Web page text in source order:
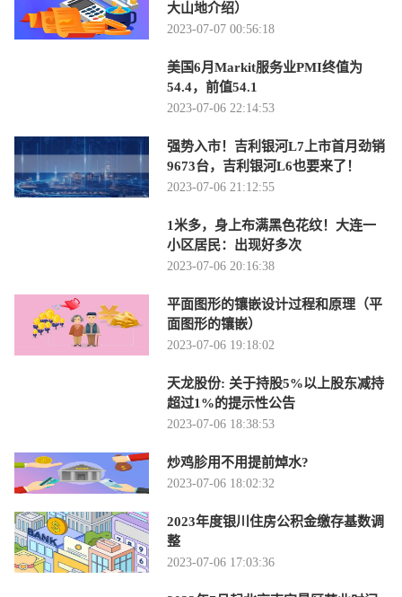
大山地介绍）
2023-07-07 00:56:18
美国6月Markit服务业PMI终值为
54.4，前值54.1
2023-07-06 22:14:53
强势入市！吉利银河L7上市首月劲销
9673台，吉利银河L6也要来了！
2023-07-06 21:12:55
1米多，身上布满黑色花纹！大连一
小区居民：出现好多次
2023-07-06 20:16:38
平面图形的镶嵌设计过程和原理（平
面图形的镶嵌）
2023-07-06 19:18:02
天龙股份: 关于持股5%以上股东减持
超过1%的提示性公告
2023-07-06 18:38:53
炒鸡胗用不用提前焯水?
2023-07-06 18:02:32
2023年度银川住房公积金缴存基数调
整
2023-07-06 17:03:36